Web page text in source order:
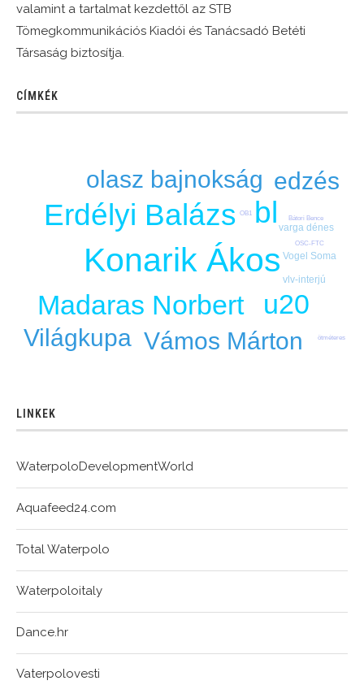
valamint a tartalmat kezdettől az STB
Tömegkommunikációs Kiadói és Tanácsadó Betéti
Társaság biztosítja.
CÍMKÉK
Konarik Ákos
bl
Erdélyi Balázs
Madaras Norbert u20
edzés
olasz bajnokság
Világkupa Vámos Márton
varga dénes
vlv-interjú
Vogel Soma
Bátori Bence
OB1
OSC-FTC
ötméteres
LINKEK
WaterpoloDevelopmentWorld
Aquafeed24.com
Total Waterpolo
Waterpoloitaly
Dance.hr
Vaterpolovesti